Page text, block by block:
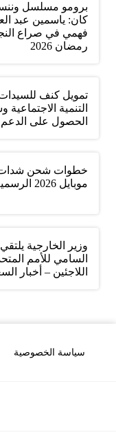
برومو مسلسل
كان: ياسمين عبد
فهمي في صراع
رمضان 2026
تمويل كنف
التنمية
الحصول على الدعم
خطوات شحن
موبايل 2026 الرسمية عبر الـ ID
وزير الخارجية
السامي للأمم
اللاجئين – أخبار
سياسة الخصوصية